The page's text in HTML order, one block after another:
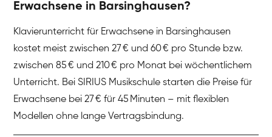
Erwachsene in Barsinghausen?
Klavierunterricht für Erwachsene in Barsinghausen
kostet meist zwischen 27 € und 60 € pro Stunde bzw.
zwischen 85 € und 210 € pro Monat bei wöchentlichem
Unterricht. Bei SIRIUS Musikschule starten die Preise für
Erwachsene bei 27 € für 45 Minuten – mit flexiblen
Modellen ohne lange Vertragsbindung.